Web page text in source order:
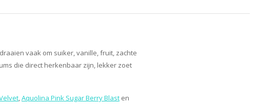
vaak om suiker, vanille, fruit, zachte
die direct herkenbaar zijn, lekker zoet
,Aquolina Pink Sugar Berry Blast en